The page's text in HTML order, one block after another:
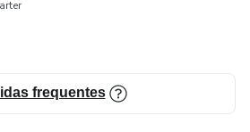
frequentes